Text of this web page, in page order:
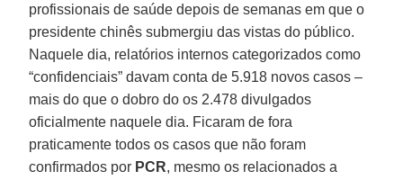
profissionais de saúde depois de semanas em que o
presidente chinês submergiu das vistas do público.
Naquele dia, relatórios internos categorizados como
“confidenciais” davam conta de 5.918 novos casos –
mais do que o dobro do os 2.478 divulgados
oficialmente naquele dia. Ficaram de fora
praticamente todos os casos que não foram
confirmados por PCR, mesmo os relacionados a